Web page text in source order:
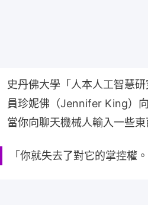
史丹佛大學「人本人工智慧
員珍妮佛（Jennifer King）
當你向聊天機械人輸入一些東
「你就失去了對它的掌控權。